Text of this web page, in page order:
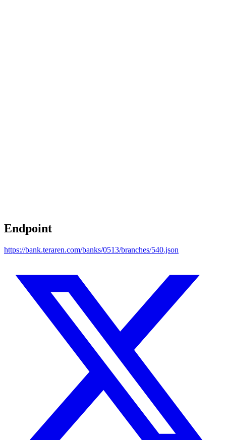
Endpoint
https://bank.teraren.com/banks/0513/branches/540.json